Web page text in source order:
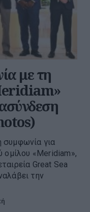
με τη
για
ομίλου «Meridiam»,
Great Sea
την